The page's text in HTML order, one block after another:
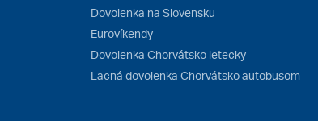
Dovolenka na Slovensku
Eurovíkendy
Dovolenka Chorvátsko letecky
Lacná dovolenka Chorvátsko autobusom